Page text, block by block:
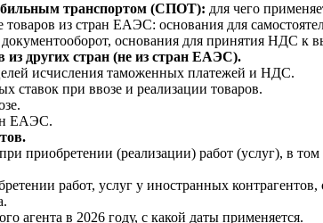
транспортом (СПОТ): для чего
товаров из стран ЕАЭС: основания для
основания для принятия НДС к
из других стран (не из стран ЕАЭС).
исчисления таможенных платежей и НДС.
при ввозе и реализации товаров.
ЕАЭС.
приобретении (реализации) работ (услуг), в
работ, услуг у иностранных контрагентов,
агента в 2026 году, с какой даты применяется.